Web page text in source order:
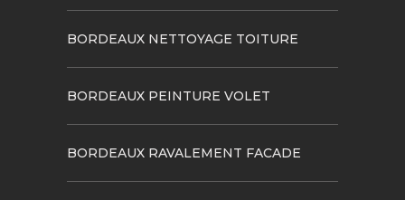
BORDEAUX NETTOYAGE TOITURE
BORDEAUX PEINTURE VOLET
BORDEAUX RAVALEMENT FACADE